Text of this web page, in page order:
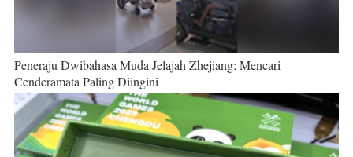
Peneraju Dwibahasa Muda Jelajah Zhejiang: Mencari
Cenderamata Paling Diingini